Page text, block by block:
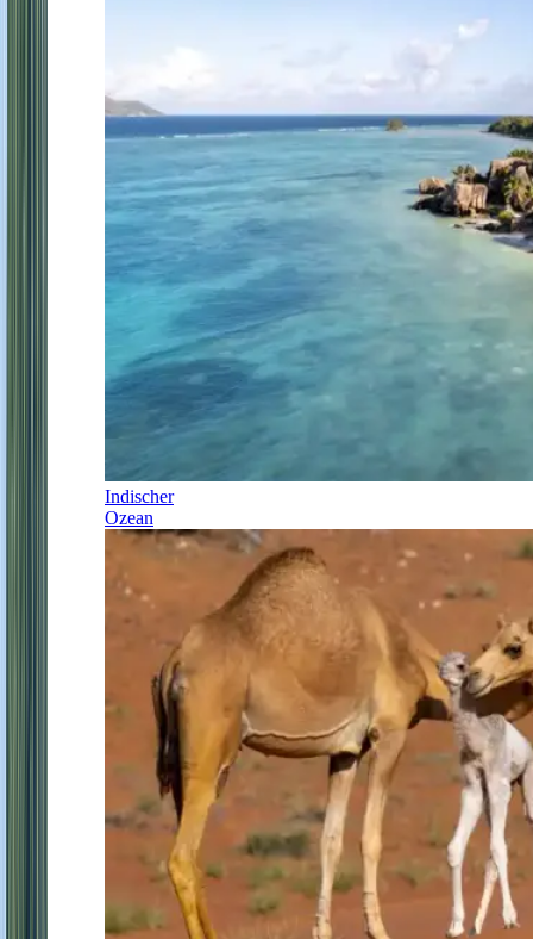
Indischer
Ozean